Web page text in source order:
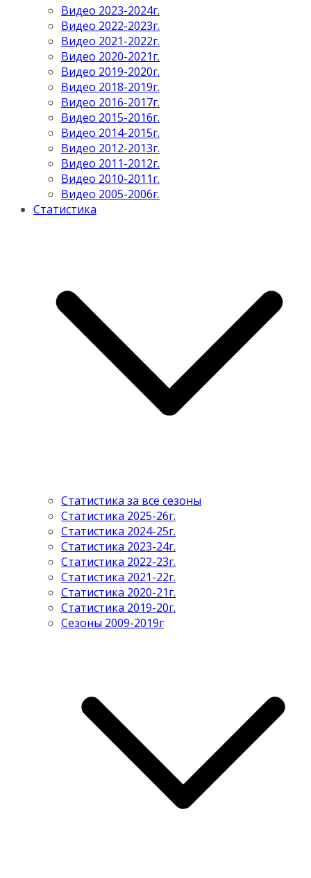
Видео 2023-2024г.
Видео 2022-2023г.
Видео 2021-2022г.
Видео 2020-2021г.
Видео 2019-2020г.
Видео 2018-2019г.
Видео 2016-2017г.
Видео 2015-2016г.
Видео 2014-2015г.
Видео 2012-2013г.
Видео 2011-2012г.
Видео 2010-2011г.
Видео 2005-2006г.
Статистика
Статистика за все сезоны
Статистика 2025-26г.
Статистика 2024-25г.
Статистика 2023-24г.
Статистика 2022-23г.
Статистика 2021-22г.
Статистика 2020-21г.
Статистика 2019-20г.
Сезоны 2009-2019г